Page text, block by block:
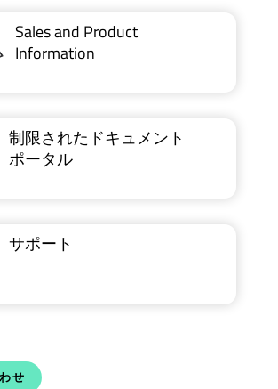
Sales and Product
Information
制限されたドキュメント
ポータル
サポート
せ